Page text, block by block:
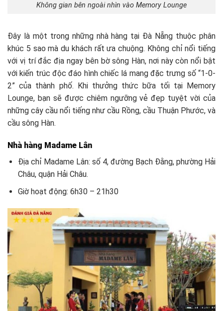
Không gian bên ngoài nhìn vào Memory Lounge
Đây là một trong những nhà hàng tại Đà Nẵng thuộc phân
khúc 5 sao mà du khách rất ưa chuộng. Không chỉ nổi tiếng
với vị trí đắc địa ngay bên bờ sông Hàn, nơi này còn nổi bật
với kiến trúc độc đáo hình chiếc lá mang đặc trưng số “1-0-
2” của thành phố. Khi thưởng thức bữa tối tại Memory
Lounge, bạn sẽ được chiêm ngưỡng vẻ đẹp tuyệt vời của
những cây cầu nổi tiếng như cầu Rồng, cầu Thuận Phước, và
cầu sông Hàn.
Nhà hàng Madame Lân
Địa chỉ Madame Lân: số 4, đường Bạch Đằng, phường Hải
Châu, quận Hải Châu.
Giờ hoạt động: 6h30 – 21h30